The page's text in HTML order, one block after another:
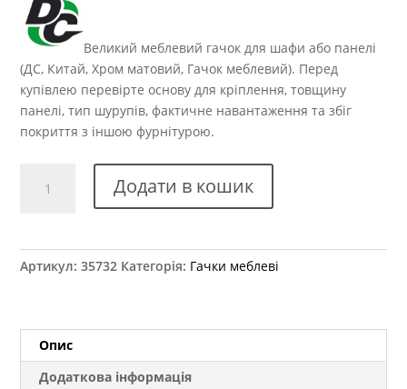
Великий меблевий гачок для шафи або панелі
(ДС, Китай, Хром матовий, Гачок меблевий). Перед
купівлею перевірте основу для кріплення, товщину
панелі, тип шурупів, фактичне навантаження та збіг
покриття з іншою фурнітурою.
меблевий
89
кількість
Додати в кошик
Артикул:35732 Категорія: Гачки меблеві
Опис
Додаткова інформація